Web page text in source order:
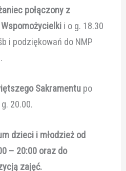
połączony z
i o g. 18.30
i podziękowań do NMP
Sakramentu po
20.00.
dzieci i młodzież od
– 20:00 oraz do
zajęć.